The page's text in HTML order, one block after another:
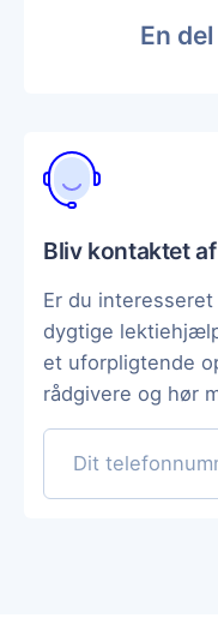
En
Bliv kontaktet
Er du
dygtige
et uforpligtende
rådgivere og hør